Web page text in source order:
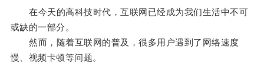
在今天的高科技时代，互联网已经成为我们生活中不可
或缺的一部分。
然而，随着互联网的普及，很多用户遇到了网络速度
慢、视频卡顿等问题。